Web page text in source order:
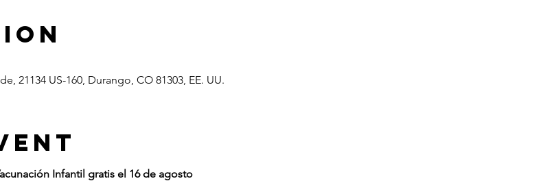
21134 US-160, Durango, CO 81303, EE. UU.
Infantil gratis el 16 de agosto